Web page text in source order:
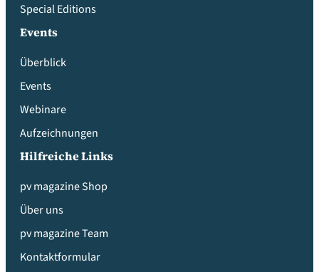
Special Editions
Events
Überblick
Events
Webinare
Aufzeichnungen
Hilfreiche Links
pv magazine Shop
Über uns
pv magazine Team
Kontaktformular